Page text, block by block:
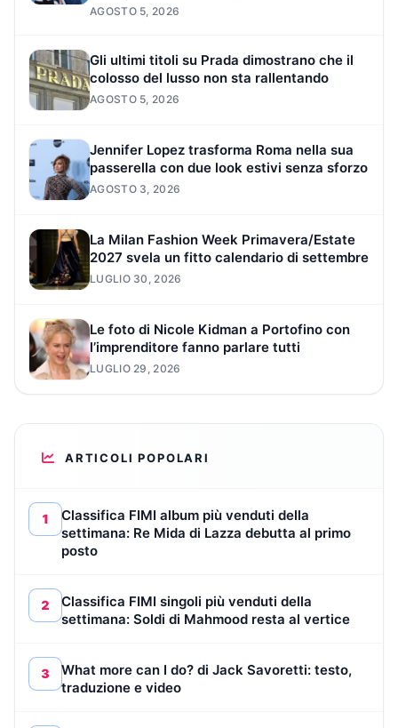
AGOSTO 5, 2026
Gli ultimi titoli su Prada dimostrano che il
colosso del lusso non sta rallentando
AGOSTO 5, 2026
Jennifer Lopez trasforma Roma nella sua
passerella con due look estivi senza sforzo
AGOSTO 3, 2026
La Milan Fashion Week Primavera/Estate
2027 svela un fitto calendario di settembre
LUGLIO 30, 2026
Le foto di Nicole Kidman a Portofino con
l’imprenditore fanno parlare tutti
LUGLIO 29, 2026
ARTICOLI POPOLARI
1
Classifica FIMI album più venduti della
settimana: Re Mida di Lazza debutta al primo
posto
2
Classifica FIMI singoli più venduti della
settimana: Soldi di Mahmood resta al vertice
3
What more can I do? di Jack Savoretti: testo,
traduzione e video